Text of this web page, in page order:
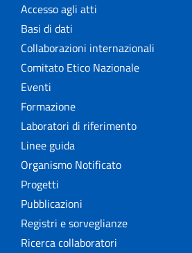
Accesso agli atti
Basi di dati
Collaborazioni internazionali
Comitato Etico Nazionale
Eventi
Formazione
Laboratori di riferimento
Linee guida
Organismo Notificato
Progetti
Pubblicazioni
Registri e sorveglianze
Ricerca collaboratori